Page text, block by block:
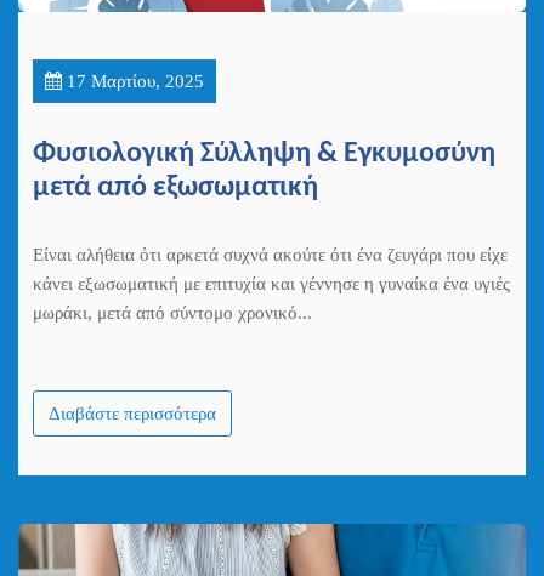
17 Μαρτίου, 2025
Φυσιολογική Σύλληψη & Εγκυμοσύνη
μετά από εξωσωματική
Είναι αλήθεια ότι αρκετά συχνά ακούτε ότι ένα ζευγάρι που είχε
κάνει εξωσωματική με επιτυχία και γέννησε η γυναίκα ένα υγιές
μωράκι, μετά από σύντομο χρονικό...
Διαβάστε περισσότερα